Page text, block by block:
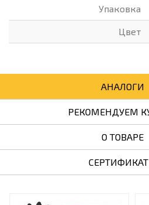
Упаковка
Цвет
АНАЛОГИ
РЕКОМЕНДУЕМ
О ТОВАРЕ